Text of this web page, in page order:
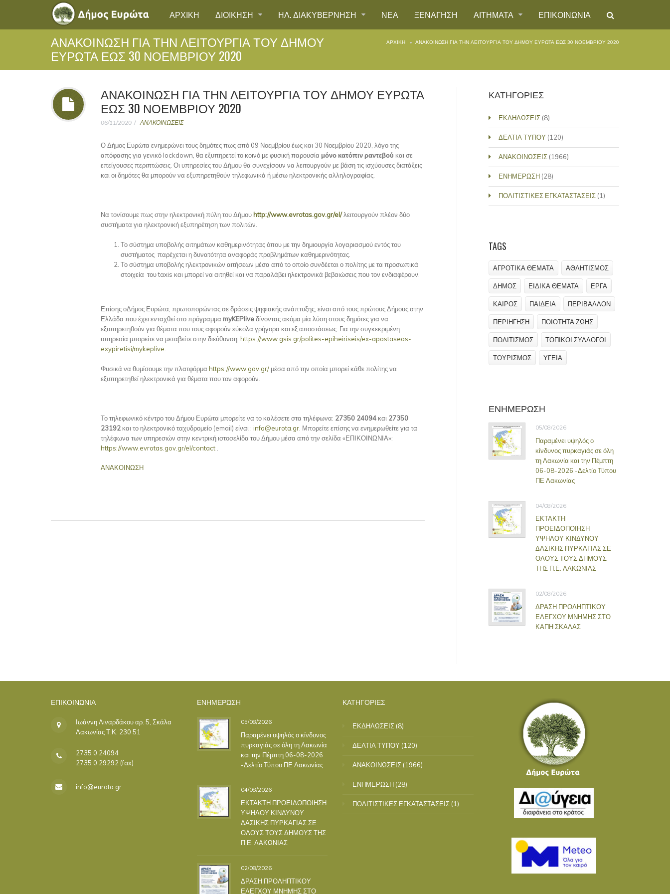
ΑΡΧΙΚΗ ΔΙΟΙΚΗΣΗ ΗΛ. ΔΙΑΚΥΒΕΡΝΗΣΗ ΝΕΑ ΞΕΝΑΓΗΣΗ ΑΙΤΗΜΑΤΑ ΕΠΙΚΟΙΝΩΝΙΑ
ΑΝΑΚΟΙΝΩΣΗ ΓΙΑ ΤΗΝ ΛΕΙΤΟΥΡΓΙΑ ΤΟΥ ΔΗΜΟΥ
ΕΥΡΩΤΑ ΕΩΣ 30 ΝΟΕΜΒΡΙΟΥ 2020
ΑΡΧΙΚΉ ΑΝΑΚΟΙΝΩΣΗ ΓΙΑ ΤΗΝ ΛΕΙΤΟΥΡΓΙΑ ΤΟΥ ΔΗΜΟΥ ΕΥΡΩΤΑ ΕΩΣ 30 ΝΟΕΜΒΡΙΟΥ 2020
ΑΝΑΚΟΙΝΩΣΗ ΓΙΑ ΤΗΝ ΛΕΙΤΟΥΡΓΙΑ ΤΟΥ ΔΗΜΟΥ ΕΥΡΩΤΑ
ΕΩΣ 30 ΝΟΕΜΒΡΙΟΥ 2020
06/11/2020 ΑΝΑΚΟΙΝΩΣΕΙΣ
Ο Δήμος Ευρώτα ενημερώνει τους δημότες πως από 09 Νοεμβρίου έως και 30 Νοεμβρίου 2020, λόγο της
απόφασης για γενικό lockdown, θα εξυπηρετεί το κοινό με φυσική παρουσία μόνο κατόπιν ραντεβού και σε
επείγουσες περιπτώσεις. Οι υπηρεσίες του Δήμου θα συνεχίσουν να λειτουργούν με βάση τις ισχύουσες διατάξεις
και οι δημότες θα μπορούν να εξυπηρετηθούν τηλεφωνικά ή μέσω ηλεκτρονικής αλληλογραφίας.
Να τονίσουμε πως στην ηλεκτρονική πύλη του Δήμου http://www.evrotas.gov.gr/el/λειτουργούν πλέον δύο
συστήματα για ηλεκτρονική εξυπηρέτηση των πολιτών.
Το σύστημα υποβολής αιτημάτων καθημερινότητας όπου με την δημιουργία λογαριασμού εντός του
συστήματος παρέχεται η δυνατότητα αναφοράς προβλημάτων καθημερινότητας.
Το σύστημα υποβολής ηλεκτρονικών αιτήσεων μέσα από το οποίο συνδέεται ο πολίτης με τα προσωπικά
στοιχεία του taxis και μπορεί να αιτηθεί και να παραλάβει ηλεκτρονικά βεβαιώσεις που τον ενδιαφέρουν.
Επίσης οΔήμος Ευρώτα, πρωτοπορώντας σε δράσεις ψηφιακής ανάπτυξης, είναι από τους πρώτους Δήμους στην
Ελλάδα που έχει ενταχθεί στο πρόγραμμα myKEPliveδίνοντας ακόμα μία λύση στους δημότες για να
εξυπηρετηθούν για θέματα που τους αφορούν εύκολα γρήγορα και εξ αποστάσεως. Για την συγκεκριμένη
υπηρεσία μπορείτε να μεταβείτε στην διεύθυνση https://www.gsis.gr/polites-epiheiriseis/ex-apostaseos-
exypiretisi/mykeplive
Φυσικά να θυμίσουμε την πλατφόρμα https://www.gov.gr/ μέσα από την οποία μπορεί κάθε πολίτης να
εξυπηρετηθεί ηλεκτρονικά για θέματα που τον αφορούν.
Το τηλεφωνικό κέντρο του Δήμου Ευρώτα μπορείτε να το καλέσετε στα τηλέφωνα: 27350 24094 και 27350
23192 και το ηλεκτρονικό ταχυδρομείο (email) είναι : info@eurota.gr . Μπορείτε επίσης να ενημερωθείτε για τα
τηλέφωνα των υπηρεσιών στην κεντρική ιστοσελίδα του Δήμου μέσα από την σελίδα «ΕΠΙΚΟΙΝΩΝΙΑ»:
https://www.evrotas.gov.gr/el/contact
ΑΝΑΚΟΙΝΩΣΗ
ΚΑΤΗΓΟΡΙΕΣ
ΕΚΔΗΛΩΣΕΙΣ(8)
ΔΕΛΤΙΑ ΤΥΠΟΥ(120)
ΑΝΑΚΟΙΝΩΣΕΙΣ(1966)
ΕΝΗΜΕΡΩΣΗ(28)
ΠΟΛΙΤΙΣΤΙΚΕΣ ΕΓΚΑΤΑΣΤΑΣΕΙΣ(1)
TAGS
ΑΓΡΟΤΙΚΑ ΘΕΜΑΤΑ ΑΘΛΗΤΙΣΜΟΣ
ΔΗΜΟΣ ΕΙΔΙΚΑ ΘΕΜΑΤΑ ΕΡΓΑ
ΚΑΙΡΟΣ ΠΑΙΔΕΙΑ ΠΕΡΙΒΑΛΛΟΝ
ΠΕΡΙΗΓΗΣΗ ΠΟΙΟΤΗΤΑ ΖΩΗΣ
ΠΟΛΙΤΙΣΜΟΣ ΤΟΠΙΚΟΙ ΣΥΛΛΟΓΟΙ
ΤΟΥΡΙΣΜΟΣ ΥΓΕΙΑ
ΕΝΗΜΕΡΩΣΗ
05/08/2026
Παραμένει υψηλός ο
κίνδυνος πυρκαγιάς σε όλη
τη Λακωνία και την Πέμπτη
06-08-2026 -Δελτίο Τύπου
ΠΕ Λακωνίας
04/08/2026
ΕΚΤΑΚΤΗ
ΠΡΟΕΙΔΟΠΟΙΗΣΗ
ΥΨΗΛΟΥ ΚΙΝΔΥΝΟΥ
ΔΑΣΙΚΗΣ ΠΥΡΚΑΓΙΑΣ ΣΕ
ΟΛΟΥΣ ΤΟΥΣ ΔΗΜΟΥΣ
ΤΗΣ Π.Ε. ΛΑΚΩΝΙΑΣ
02/08/2026
ΔΡΑΣΗ ΠΡΟΛΗΠΤΙΚΟΥ
ΕΛΕΓΧΟΥ ΜΝΗΜΗΣ ΣΤΟ
ΚΑΠΗ ΣΚΑΛΑΣ
ΕΠΙΚΟΙΝΩΝΊΑ
Ιωάννη Λιναρδάκου αρ. 5, Σκάλα
Λακωνίας Τ.Κ. 230 51
2735 0 24094
2735 0 29292 (fax)
info@eurota.gr
ΕΝΗΜΕΡΩΣΗ
05/08/2026
Παραμένει υψηλός ο κίνδυνος
πυρκαγιάς σε όλη τη Λακωνία
και την Πέμπτη 06-08-2026
-Δελτίο Τύπου ΠΕ Λακωνίας
04/08/2026
ΕΚΤΑΚΤΗ ΠΡΟΕΙΔΟΠΟΙΗΣΗ
ΥΨΗΛΟΥ ΚΙΝΔΥΝΟΥ
ΔΑΣΙΚΗΣ ΠΥΡΚΑΓΙΑΣ ΣΕ
ΟΛΟΥΣ ΤΟΥΣ ΔΗΜΟΥΣ ΤΗΣ
Π.Ε. ΛΑΚΩΝΙΑΣ
02/08/2026
ΔΡΑΣΗ ΠΡΟΛΗΠΤΙΚΟΥ
ΕΛΕΓΧΟΥ ΜΝΗΜΗΣ ΣΤΟ
ΚΑΤΗΓΟΡΙΕΣ
ΕΚΔΗΛΩΣΕΙΣ (8)
ΔΕΛΤΙΑ ΤΥΠΟΥ (120)
ΑΝΑΚΟΙΝΩΣΕΙΣ (1966)
ΕΝΗΜΕΡΩΣΗ (28)
ΠΟΛΙΤΙΣΤΙΚΕΣ ΕΓΚΑΤΑΣΤΑΣΕΙΣ (1)